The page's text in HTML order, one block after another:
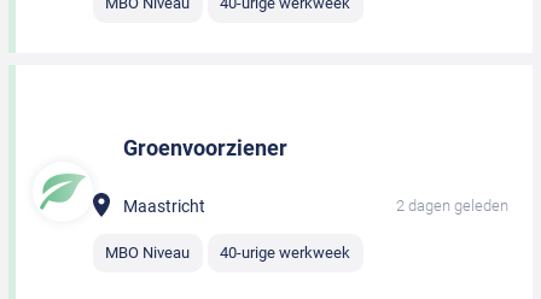
Groenvoorziener
Maastricht 2 dagen geleden
MBO Niveau 40-urige werkweek